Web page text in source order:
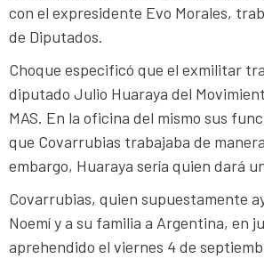
con el expresidente Evo Morales,
de Diputados.
Choque especificó que el exmilitar
diputado Julio Huaraya del
MAS. En la oficina del mismo sus
que Covarrubias trabajaba de
embargo, Huaraya sería quien dará
Covarrubias, quien supuestamente
Noemí y a su familia a Argentina, en
aprehendido el viernes 4 de